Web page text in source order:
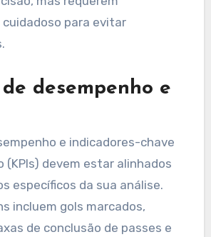
para evitar
desempenho e
e indicadores-chave
(KPIs) devem estar alinhados
específicos da sua análise.
incluem gols marcados,
de conclusão de passes e